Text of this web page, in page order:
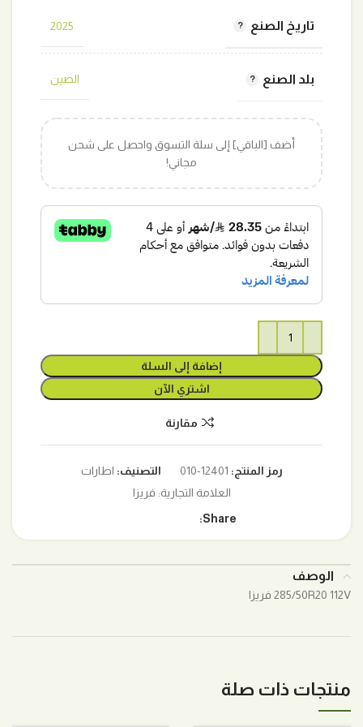
تاريخ الصنع 2025
بلد الصنع الصين
أضف [الباقي] إلى سلة التسوق واحصل على شحن
مجاني!
إضافة إلى السلة
اشتري الآن
مقارنة
رمز المنتج: 12401-010 التصنيف: اطارات
العلامة التجارية: فريزا
Share:
الوصف
285/50R20 112V فريزا
منتجات ذات صلة